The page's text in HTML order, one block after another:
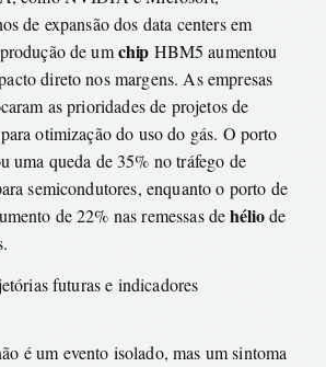
de expansão dos data centers em
de umchip HBM5 aumentou
direto nos margens. As empresas
as prioridades de projetos de
otimização do uso do gás. O porto
uma queda de 35% no tráfego de
semicondutores, enquanto o porto de
de 22% nas remessas dehéliode
futuras e indicadores
é um evento isolado, mas um sintoma